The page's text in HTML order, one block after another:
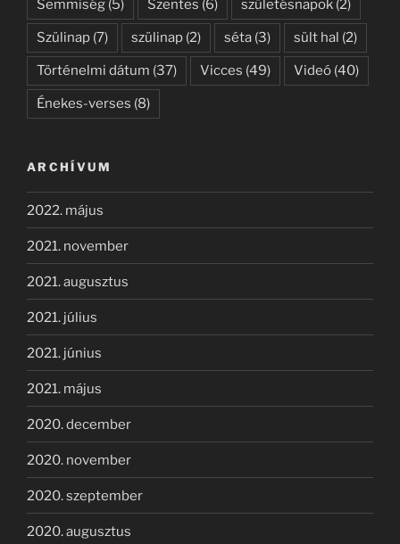
Semmiség (5) Szentes (6) születésnapok (2)
Szülinap (7) szülinap (2) séta (3) sült hal (2)
Történelmi dátum (37) Vicces (49) Videó (40)
Énekes-verses (8)
ARCHÍVUM
2022. május
2021. november
2021. augusztus
2021. július
2021. június
2021. május
2020. december
2020. november
2020. szeptember
2020. augusztus